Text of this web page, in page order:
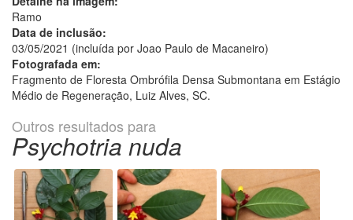
Ramo
Data de inclusão:
03/05/2021 (incluída por Joao Paulo de Macaneiro)
Fotografada em:
Fragmento de Floresta Ombrófila Densa Submontana em Estágio
Médio de Regeneração, Luiz Alves, SC.
Outros resultados para
Psychotria nuda